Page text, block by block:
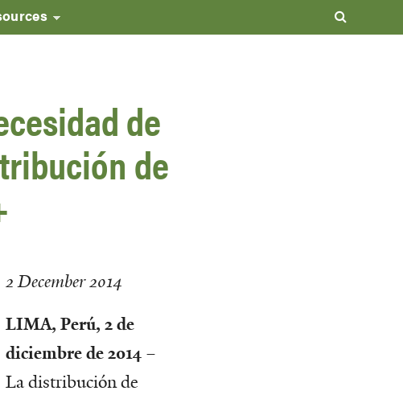
de
de
2 December 2014
LIMA, Perú, 2 de
diciembre de 2014 –
La distribución de